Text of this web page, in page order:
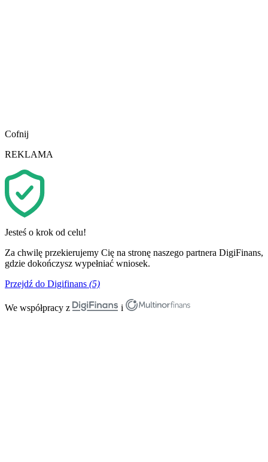
Cofnij
REKLAMA
Jesteś o krok od celu!
Za chwilę przekierujemy Cię na stronę naszego partnera DigiFinans,
gdzie dokończysz wypełniać wniosek.
Przejdź do Digifinans (5)
We współpracy z i